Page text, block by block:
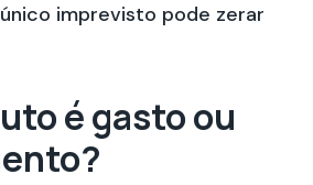
imprevisto pode zerar
é gasto ou